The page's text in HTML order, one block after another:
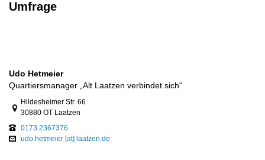
Umfrage
Udo Hetmeier
Quartiersmanager „Alt Laatzen verbindet sich“
Link zur Google-Maps Navigation
Hildesheimer Str. 66
30880 OT Laatzen
0173 2367376
udo.hetmeier [at] laatzen.de